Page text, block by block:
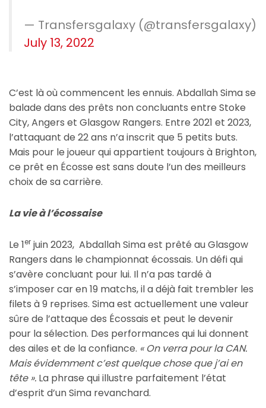
— Transfersgalaxy (@transfersgalaxy)
July 13, 2022
C’est là où commencent les ennuis. Abdallah Sima se
balade dans des prêts non concluants entre Stoke
City, Angers et Glasgow Rangers. Entre 2021 et 2023,
l’attaquant de 22 ans n’a inscrit que 5 petits buts.
Mais pour le joueur qui appartient toujours à Brighton,
ce prêt en Écosse est sans doute l’un des meilleurs
choix de sa carrière.
La vie à l’écossaise
Le 1er juin 2023, Abdallah Sima est prêté au Glasgow
Rangers dans le championnat écossais. Un défi qui
s’avère concluant pour lui. Il n’a pas tardé à
s’imposer car en 19 matchs, il a déjà fait trembler les
filets à 9 reprises. Sima est actuellement une valeur
sûre de l’attaque des Écossais et peut le devenir
pour la sélection. Des performances qui lui donnent
des ailes et de la confiance. « On verra pour la CAN.
Mais évidemment c’est quelque chose que j’ai en
tête ». La phrase qui illustre parfaitement l’état
d’esprit d’un Sima revanchard.